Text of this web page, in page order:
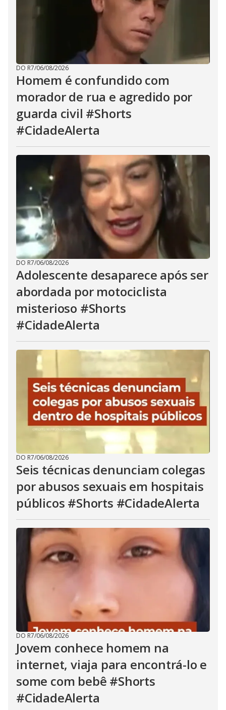
DO R7/06/08/2026
Homem é confundido com
morador de rua e agredido por
guarda civil #Shorts
#CidadeAlerta
DO R7/06/08/2026
Adolescente desaparece após ser
abordada por motociclista
misterioso #Shorts
#CidadeAlerta
DO R7/06/08/2026
Seis técnicas denunciam colegas
por abusos sexuais em hospitais
públicos #Shorts #CidadeAlerta
DO R7/06/08/2026
Jovem conhece homem na
internet, viaja para encontrá-lo e
some com bebê #Shorts
#CidadeAlerta